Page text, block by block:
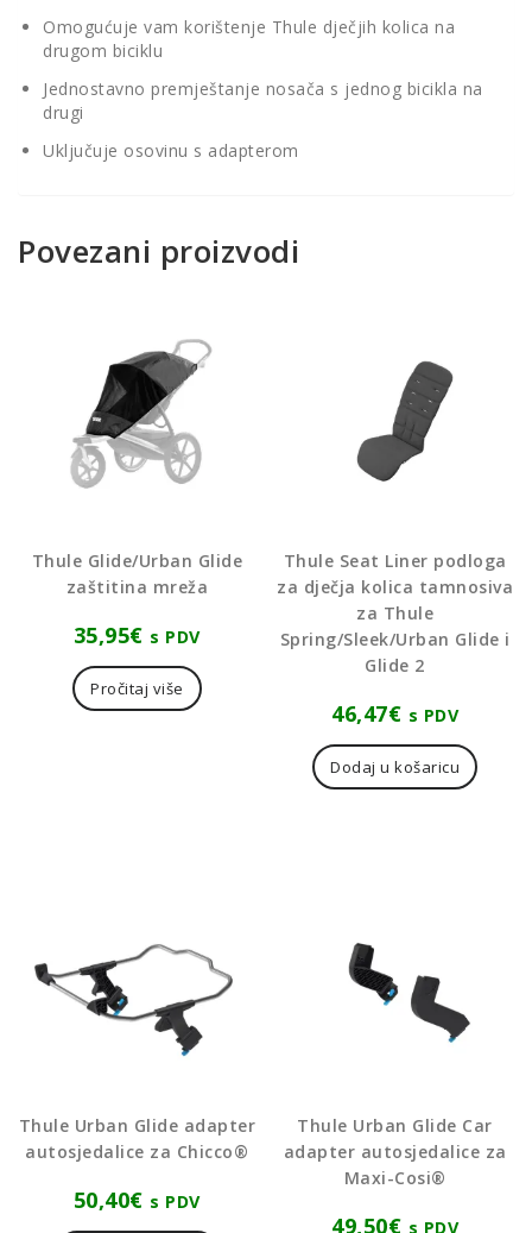
Omogućuje vam korištenje Thule dječjih kolica na
drugom biciklu
Jednostavno premještanje nosača s jednog bicikla na
drugi
Uključuje osovinu s adapterom
Povezani proizvodi
Thule Glide/Urban Glide
zaštitina mreža
35,95€ s PDV
Pročitaj više
Thule Seat Liner podloga
za dječja kolica tamnosiva
za Thule
Spring/Sleek/Urban Glide i
Glide 2
46,47€ s PDV
Dodaj u košaricu
Thule Urban Glide adapter
autosjedalice za Chicco®
50,40€ s PDV
Thule Urban Glide Car
adapter autosjedalice za
Maxi-Cosi®
49,50€ s PDV